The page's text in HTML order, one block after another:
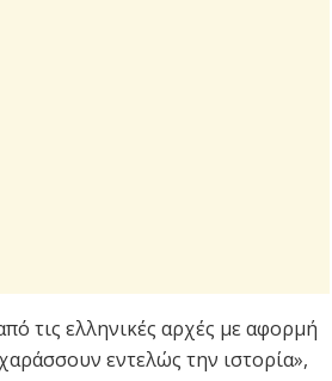
τις ελληνικές αρχές με αφορμή
εντελώς την ιστορία»,